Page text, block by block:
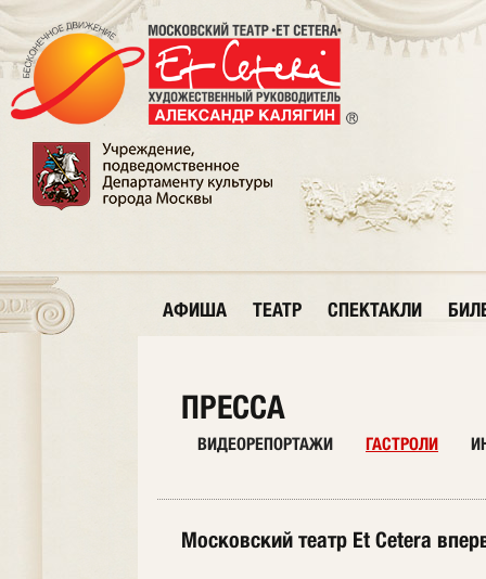
АФИША ТЕАТР СПЕКТАКЛИ
ПРЕССА
ВИДЕОРЕПОРТАЖИ ГАСТРОЛИ
Московский театр Et Cetera